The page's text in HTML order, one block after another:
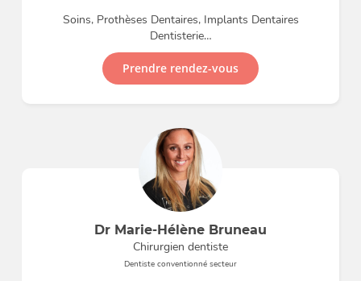
Soins, Prothèses Dentaires, Implants Dentaires
Dentisterie…
Prendre rendez-vous
Dr Marie-Hélène Bruneau
Chirurgien dentiste
Dentiste conventionné secteur